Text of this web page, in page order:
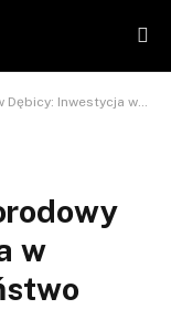
w zdrowie i bezpieczeństwo
w